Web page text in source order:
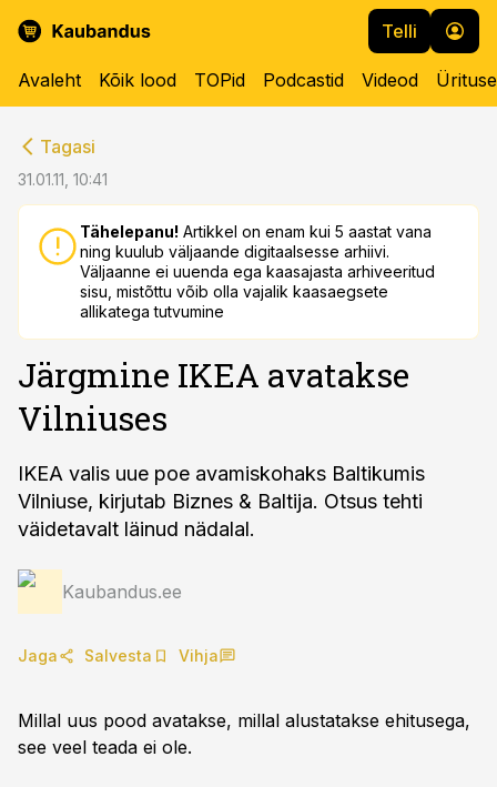
Telli
Avaleht Kõik lood TOPid Podcastid Videod
Tagasi
31.01.11, 10:41
Tähelepanu! Artikkel on enam kui 5 aastat vana
ning kuulub väljaande digitaalsesse arhiivi.
Väljaanne ei uuenda ega kaasajasta arhiveeritud
sisu, mistõttu võib olla vajalik kaasaegsete
allikatega tutvumine
Järgmine IKEA avatakse
Vilniuses
IKEA valis uue poe avamiskohaks Baltikumis
Vilniuse, kirjutab Biznes & Baltija. Otsus tehti
väidetavalt läinud nädalal.
Kaubandus.ee
Jaga Salvesta Vihja
Millal uus pood avatakse, millal alustatakse ehitusega,
see veel teada ei ole.